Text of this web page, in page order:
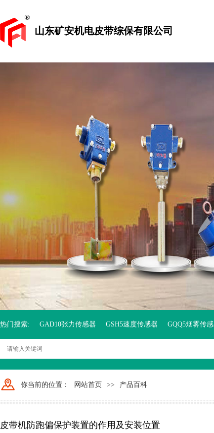
山东矿安机电皮带综保有限公司
热门搜索: GAD10张力传感器 GSH5速度传感器 GQQ5烟雾传
你当前的位置： 网站首页 >> 产品百科
皮带机防跑偏保护装置的作用及安装位置